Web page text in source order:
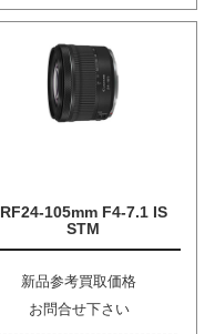
RF24-105mm F4-7.1 IS
STM
新品参考買取価格
お問合せ下さい